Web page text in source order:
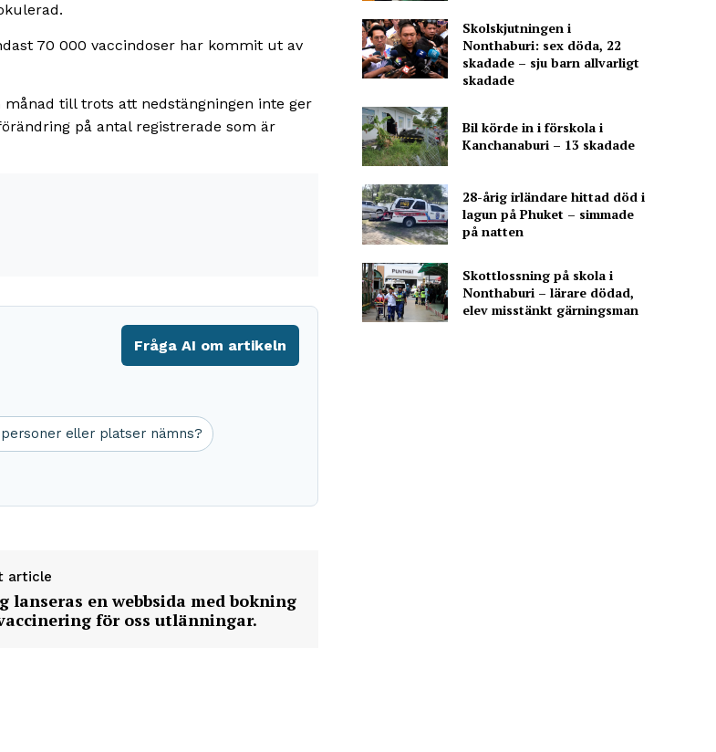
70 000 vaccindoser har kommit ut av
till trots att nedstängningen inte ger
på antal registrerade som är
Fråga AI om artikeln
eller platser nämns?
article
lanseras en webbsida med bokning
för oss utlänningar.
Skolskjutningen i
Nonthaburi: sex döda, 22
skadade – sju barn allvarligt
skadade
Bil körde in i förskola i
Kanchanaburi – 13 skadade
28-årig irländare hittad död i
lagun på Phuket – simmade
på natten
Skottlossning på skola i
Nonthaburi – lärare dödad,
elev misstänkt gärningsman